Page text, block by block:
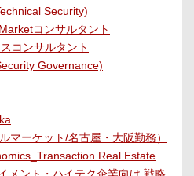
Security)
コンサルタント
コンサルタント
Governance)
マーケット/名古屋・大阪勤務）
Real Estate